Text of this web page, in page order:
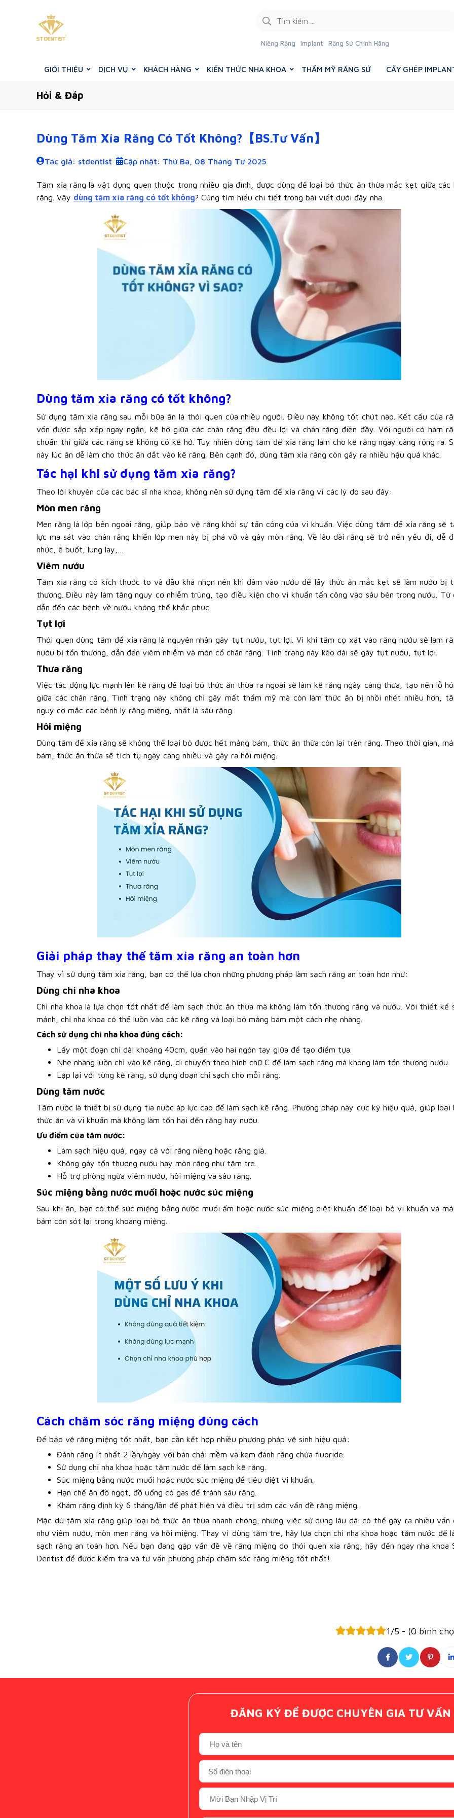
Niềng Răng Implant Răng Sứ Chính Hãng
GIỚI THIỆU DỊCH VỤ KHÁCH HÀNG KIẾN THỨC NHA KHOA THẨM MỸ RĂNG SỨ CẤY GHÉP
Hỏi & Đáp
Dùng Tăm Xỉa Răng Có Tốt Không?【BS.Tư Vấn】
Tác giả: stdentist Cập nhật: Thứ Ba, 08 Tháng Tư 2025
Tăm xỉa răng là vật dụng quen thuộc trong nhiều gia đình, được dùng để loại bỏ thức ăn thừa mắc kẹt giữa các
răng. Vậy dùng tăm xỉa răng có tốt không? Cùng tìm hiểu chi tiết trong bài viết dưới đây nha.
Dùng tăm xỉa răng có tốt không?
Sử dụng tăm xỉa răng sau mỗi bữa ăn là thói quen của nhiều người. Điều này không tốt chút nào. Kết cấu của
vốn được sắp xếp ngay ngắn, kẽ hở giữa các chân răng đều đều lợi và chân răng điền đầy. Với người có hàm
chuẩn thì giữa các răng sẽ không có kẽ hở. Tuy nhiên dùng tăm để xỉa răng làm cho kẽ răng ngày càng rộng ra.
này lúc ăn dễ làm cho thức ăn dắt vào kẽ răng. Bên cạnh đó, dùng tăm xỉa răng còn gây ra nhiều hậu quả khác.
Tác hại khi sử dụng tăm xỉa răng?
Theo lời khuyên của các bác sĩ nha khoa, không nên sử dụng tăm để xỉa răng vì các lý do sau đây:
Mòn men răng
Men răng là lớp bên ngoài răng, giúp bảo vệ răng khỏi sự tấn công của vi khuẩn. Việc dùng tăm để xỉa răng sẽ
lực ma sát vào chân răng khiến lớp men này bị phá vỡ và gây mòn răng. Về lâu dài răng sẽ trở nên yếu đi, dễ
nhức, ê buốt, lung lay,…
Viêm nướu
Tăm xỉa răng có kích thước to và đầu khá nhọn nên khi đâm vào nướu để lấy thức ăn mắc kẹt sẽ làm nướu bị
thương. Điều này làm tăng nguy cơ nhiễm trùng, tạo điều kiện cho vi khuẩn tấn công vào sâu bên trong nướu. Từ
dẫn đến các bệnh về nướu không thể khắc phục.
Tụt lợi
Thói quen dùng tăm để xỉa răng là nguyên nhân gây tụt nướu, tụt lợi. Vì khi tăm cọ xát vào răng nướu sẽ làm
nướu bị tổn thương, dẫn đến viêm nhiễm và mòn cổ chân răng. Tình trạng này kéo dài sẽ gây tụt nướu, tụt lợi.
Thưa răng
Việc tác động lực mạnh lên kẽ răng để loại bỏ thức ăn thừa ra ngoài sẽ làm kẽ răng ngày càng thưa, tạo nên lỗ
giữa các chân răng. Tình trạng này không chỉ gây mất thẩm mỹ mà còn làm thức ăn bị nhồi nhét nhiều hơn,
nguy cơ mắc các bệnh lý răng miệng, nhất là sâu răng.
Hôi miệng
Dùng tăm để xỉa răng sẽ không thể loại bỏ được hết mảng bám, thức ăn thừa còn lại trên răng. Theo thời gian,
bám, thức ăn thừa sẽ tích tụ ngày càng nhiều và gây ra hôi miệng.
Giải pháp thay thế tăm xỉa răng an toàn hơn
Thay vì sử dụng tăm xỉa răng, bạn có thể lựa chọn những phương pháp làm sạch răng an toàn hơn như:
Dùng chỉ nha khoa
Chỉ nha khoa là lựa chọn tốt nhất để làm sạch thức ăn thừa mà không làm tổn thương răng và nướu. Với thiết kế
mảnh, chỉ nha khoa có thể luồn vào các kẽ răng và loại bỏ mảng bám một cách nhẹ nhàng.
Cách sử dụng chỉ nha khoa đúng cách:
Lấy một đoạn chỉ dài khoảng 40cm, quấn vào hai ngón tay giữa để tạo điểm tựa.
Nhẹ nhàng luồn chỉ vào kẽ răng, di chuyển theo hình chữ C để làm sạch răng mà không làm tổn thương nướu.
Lặp lại với từng kẽ răng, sử dụng đoạn chỉ sạch cho mỗi răng.
Dùng tăm nước
Tăm nước là thiết bị sử dụng tia nước áp lực cao để làm sạch kẽ răng. Phương pháp này cực kỳ hiệu quả, giúp loại
thức ăn và vi khuẩn mà không làm tổn hại đến răng hay nướu.
Ưu điểm của tăm nước:
Làm sạch hiệu quả, ngay cả với răng niềng hoặc răng giả.
Không gây tổn thương nướu hay mòn răng như tăm tre.
Hỗ trợ phòng ngừa viêm nướu, hôi miệng và sâu răng.
Súc miệng bằng nước muối hoặc nước súc miệng
Sau khi ăn, bạn có thể súc miệng bằng nước muối ấm hoặc nước súc miệng diệt khuẩn để loại bỏ vi khuẩn và
bám còn sót lại trong khoang miệng.
Cách chăm sóc răng miệng đúng cách
Để bảo vệ răng miệng tốt nhất, bạn cần kết hợp nhiều phương pháp vệ sinh hiệu quả:
Đánh răng ít nhất 2 lần/ngày với bàn chải mềm và kem đánh răng chứa fluoride.
Sử dụng chỉ nha khoa hoặc tăm nước để làm sạch kẽ răng.
Súc miệng bằng nước muối hoặc nước súc miệng để tiêu diệt vi khuẩn.
Hạn chế ăn đồ ngọt, đồ uống có gas để tránh sâu răng.
Khám răng định kỳ 6 tháng/lần để phát hiện và điều trị sớm các vấn đề răng miệng.
Mặc dù tăm xỉa răng giúp loại bỏ thức ăn thừa nhanh chóng, nhưng việc sử dụng lâu dài có thể gây ra nhiều vấn
như viêm nướu, mòn men răng và hôi miệng. Thay vì dùng tăm tre, hãy lựa chọn chỉ nha khoa hoặc tăm nước để
sạch răng an toàn hơn. Nếu bạn đang gặp vấn đề về răng miệng do thói quen xỉa răng, hãy đến ngay nha khoa
Dentist để được kiểm tra và tư vấn phương pháp chăm sóc răng miệng tốt nhất!
1/5 - (0 bình
ĐĂNG KÝ ĐỂ ĐƯỢC CHUYÊN GIA TƯ VẤN